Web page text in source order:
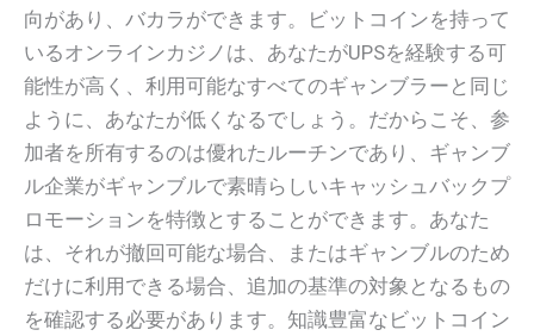
向があり、バカラができます。ビットコインを持って
いるオンラインカジノは、あなたがUPSを経験する可
能性が高く、利用可能なすべてのギャンブラーと同じ
ように、あなたが低くなるでしょう。だからこそ、参
加者を所有するのは優れたルーチンであり、ギャンブ
ル企業がギャンブルで素晴らしいキャッシュバックプ
ロモーションを特徴とすることができます。あなた
は、それが撤回可能な場合、またはギャンブルのため
だけに利用できる場合、追加の基準の対象となるもの
を確認する必要があります。知識豊富なビットコイン